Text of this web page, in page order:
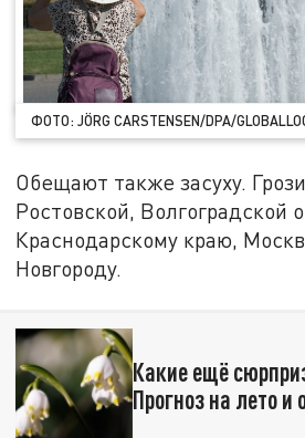
ФОТО: JÖRG CARSTENSEN/DPA/
Обещают также засуху.
Ростовской, Волгоградской
Краснодарскому краю,
Новгороду.
Какие ещё
Прогноз на лето и